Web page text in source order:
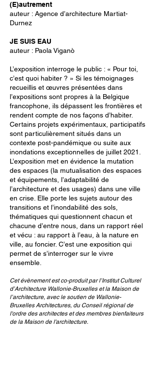
(E)autrement
auteur : Agence d’architecture Martiat-
Durnez
JE SUIS EAU
auteur : Paola Viganò
L’exposition interroge le public : « Pour toi,
c’est quoi habiter ? » Si les témoignages
recueillis et œuvres présentées dans
l’expositions sont propres à la Belgique
francophone, ils dépassent les frontières et
rendent compte de nos façons d’habiter.
Certains projets expérimentaux, participatifs
sont particulièrement situés dans un
contexte post-pandémique ou suite aux
inondations exceptionnelles de juillet 2021.
L’exposition met en évidence la mutation
des espaces (la mutualisation des espaces
et équipements, l’adaptabilité de
l’architecture et des usages) dans une ville
en crise. Elle porte les sujets autour des
transitions et l’inondabilité des sols,
thématiques qui questionnent chacun et
chacune d’entre nous, dans un rapport réel
et vécu : au rapport à l’eau, à la nature en
ville, au foncier. C’est une exposition qui
permet de s’interroger sur le vivre
ensemble.
Cet évènement est co-produit par l’Institut Culturel
d’Architecture Wallonie-Bruxelles et la Maison de
l’architecture, avec le soutien de Wallonie-
Bruxelles Architectures, du Conseil régional de
l'ordre des architectes et des membres bienfaiteurs
de la Maison de l'architecture.